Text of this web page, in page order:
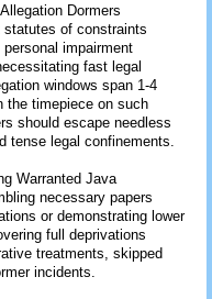
Dormers
of constraints
impairment
fast legal
windows span 1-4
the timepiece on such
should escape needless
tense legal confinements.
Warranted Java
necessary papers
or demonstrating lower
full deprivations
treatments, skipped
incidents.